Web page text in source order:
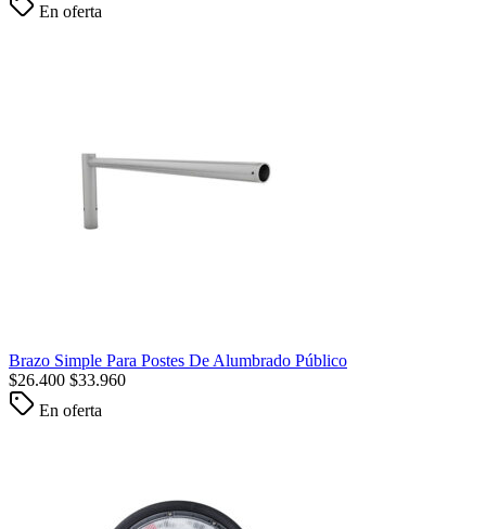
En oferta
Brazo Simple Para Postes De Alumbrado Público
$26.400 $33.960
En oferta